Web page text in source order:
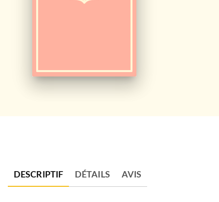
DESCRIPTIF DÉTAILS AVIS